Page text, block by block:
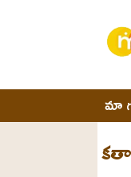
మా